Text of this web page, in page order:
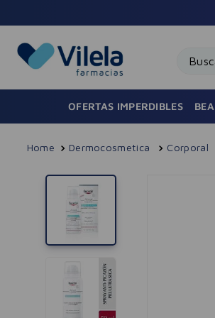
OFERTAS IMPERDIBLES
Dermocosmetica Corporal